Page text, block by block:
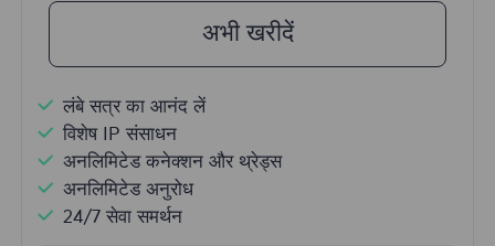
अभी खरीदें
लंबे सत्र का आनंद लें
विशेष IP संसाधन
अनलिमिटेड कनेक्शन और थ्रेड्स
अनलिमिटेड अनुरोध
24/7 सेवा समर्थन